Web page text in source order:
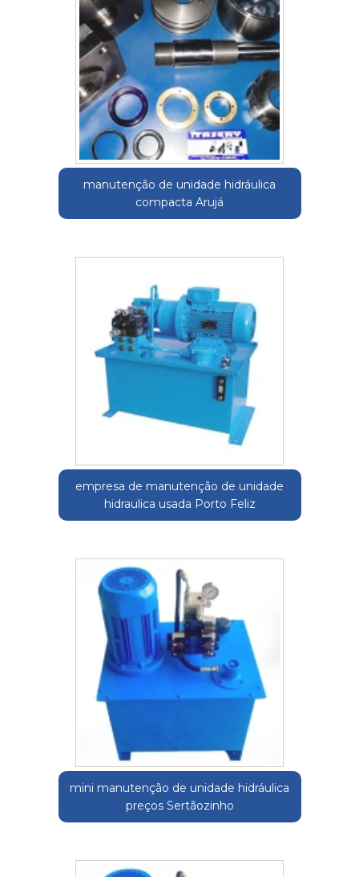
manutenção de unidade hidráulica
compacta Arujá
empresa de manutenção de unidade
hidraulica usada Porto Feliz
mini manutenção de unidade hidráulica
preços Sertãozinho